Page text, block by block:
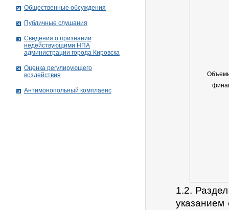
1.2.
указанием
Общественные обсуждения
Публичные слушания
Сведения о признании
недействующими НПА
администрации города Кировскa
Оценка регулирующего
воздействия
Антимонопольный комплаенс